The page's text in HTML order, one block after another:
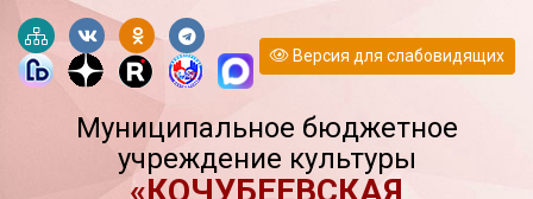
Версия для слабовидящих
Муниципальное бюджетное
учреждение культуры